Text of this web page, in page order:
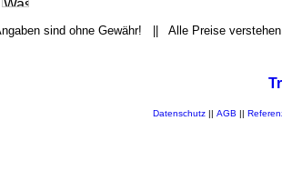
sind ohne Gewähr! || Alle Preise
Datenschutz|| AGB ||